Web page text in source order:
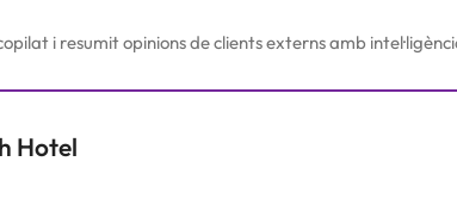
i resumit opinions de clients externs amb
Hotel